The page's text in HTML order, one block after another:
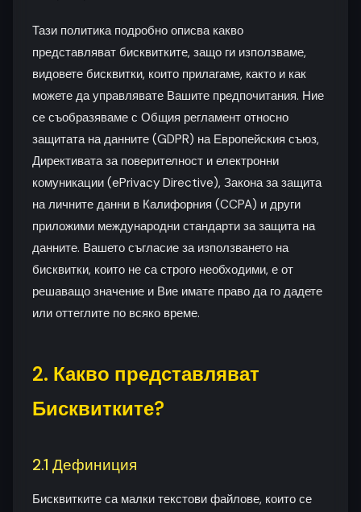
Тази политика подробно описва какво
представляват бисквитките, защо ги използваме,
видовете бисквитки, които прилагаме, както и как
можете да управлявате Вашите предпочитания. Ние
се съобразяваме с Общия регламент относно
защитата на данните (GDPR) на Европейския съюз,
Директивата за поверителност и електронни
комуникации (ePrivacy Directive), Закона за защита
на личните данни в Калифорния (CCPA) и други
приложими международни стандарти за защита на
данните. Вашето съгласие за използването на
бисквитки, които не са строго необходими, е от
решаващо значение и Вие имате право да го дадете
или оттеглите по всяко време.
2. Какво представляват
Бисквитките?
2.1 Дефиниция
Бисквитките са малки текстови файлове, които се